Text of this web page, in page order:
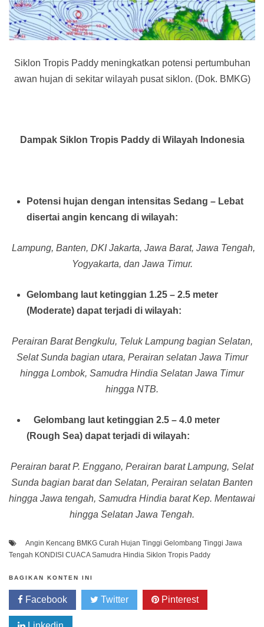
Siklon Tropis Paddy meningkatkan potensi pertumbuhan
awan hujan di sekitar wilayah pusat siklon. (Dok. BMKG)
Dampak Siklon Tropis Paddy di Wilayah Indonesia
Potensi hujan dengan intensitas Sedang – Lebat
disertai angin kencang di wilayah:
Lampung, Banten, DKI Jakarta, Jawa Barat, Jawa Tengah,
Yogyakarta, dan Jawa Timur.
Gelombang laut ketinggian 1.25 – 2.5 meter
(Moderate) dapat terjadi di wilayah:
Perairan Barat Bengkulu, Teluk Lampung bagian Selatan,
Selat Sunda bagian utara, Perairan selatan Jawa Timur
hingga Lombok, Samudra Hindia Selatan Jawa Timur
hingga NTB.
Gelombang laut ketinggian 2.5 – 4.0 meter
(Rough Sea) dapat terjadi di wilayah:
Perairan barat P. Enggano, Perairan barat Lampung, Selat
Sunda bagian barat dan Selatan, Perairan selatan Banten
hingga Jawa tengah, Samudra Hindia barat Kep. Mentawai
hingga Selatan Jawa Tengah.
Angin Kencang BMKG Curah Hujan Tinggi Gelombang Tinggi Jawa
Tengah KONDISI CUACA Samudra Hindia Siklon Tropis Paddy
BAGIKAN KONTEN INI
Facebook Twitter Pinterest